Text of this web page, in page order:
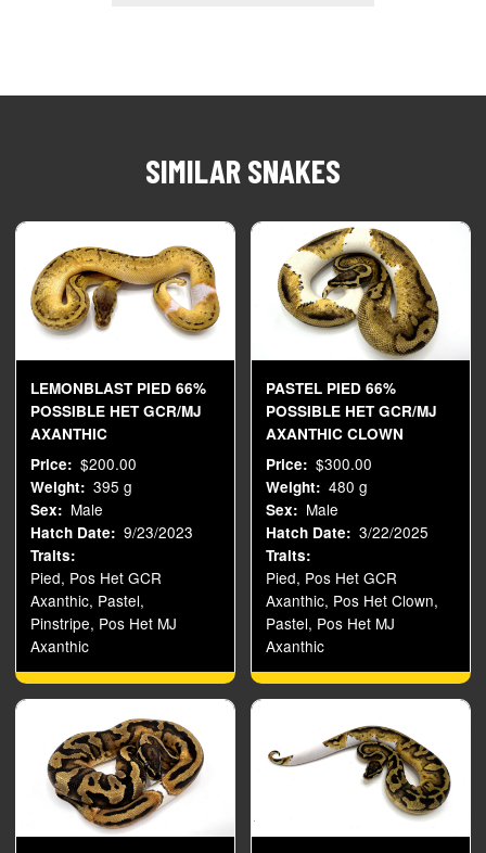
SIMILAR SNAKES
LEMONBLAST PIED 66%
POSSIBLE HET GCR/MJ
AXANTHIC
Price
$200.00
Weight 395 g
Sex Male
Hatch Date 9/23/2023
Traits
Pied, Pos Het GCR
Axanthic, Pastel,
Pinstripe, Pos Het MJ
Axanthic
PASTEL PIED 66%
POSSIBLE HET GCR/MJ
AXANTHIC CLOWN
Price
$300.00
Weight 480 g
Sex Male
Hatch Date 3/22/2025
Traits
Pied, Pos Het GCR
Axanthic, Pos Het Clown,
Pastel, Pos Het MJ
Axanthic